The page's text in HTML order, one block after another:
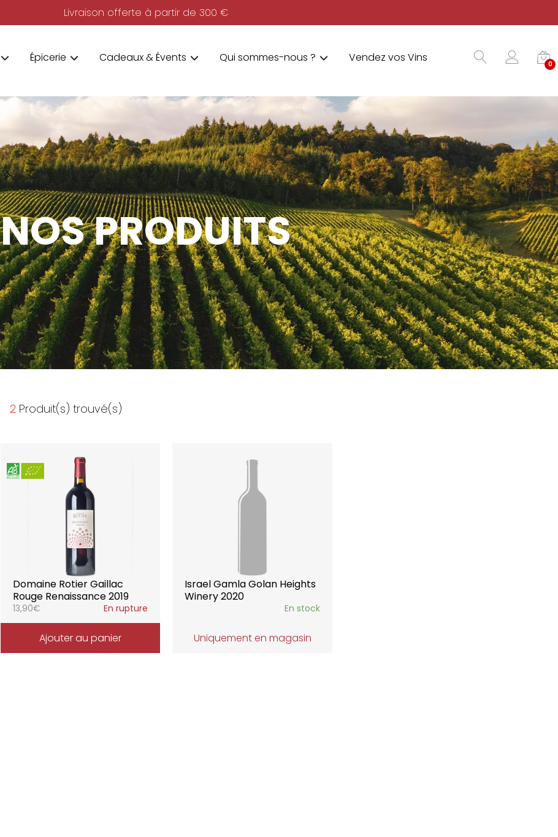
Livraison offerte à partir de 300 €
Épicerie Cadeaux & Évents Qui sommes-nous ? Vendez vos Vins 0
NOS PRODUITS
2 Produit(s) trouvé(s)
Domaine Rotier Gaillac
Rouge Renaissance 2019
13,90€ En rupture
Ajouter au panier
Israel Gamla Golan Heights
Winery 2020
En stock
Uniquement en magasin